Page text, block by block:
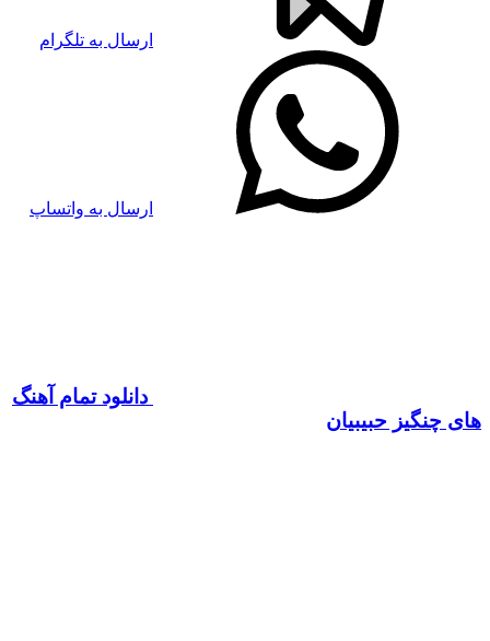
ارسال به تلگرام
ارسال به واتساپ
دانلود تمام آهنگ
های چنگیز حبیبیان